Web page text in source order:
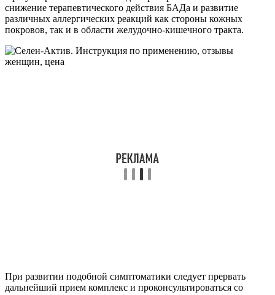
снижение терапевтического действия БАДа и развитие
различных аллергических реакций как стороны кожных
покровов, так и в области желудочно-кишечного тракта.
При развитии подобной симптоматики следует прервать
дальнейший прием комплекс и проконсультироваться со